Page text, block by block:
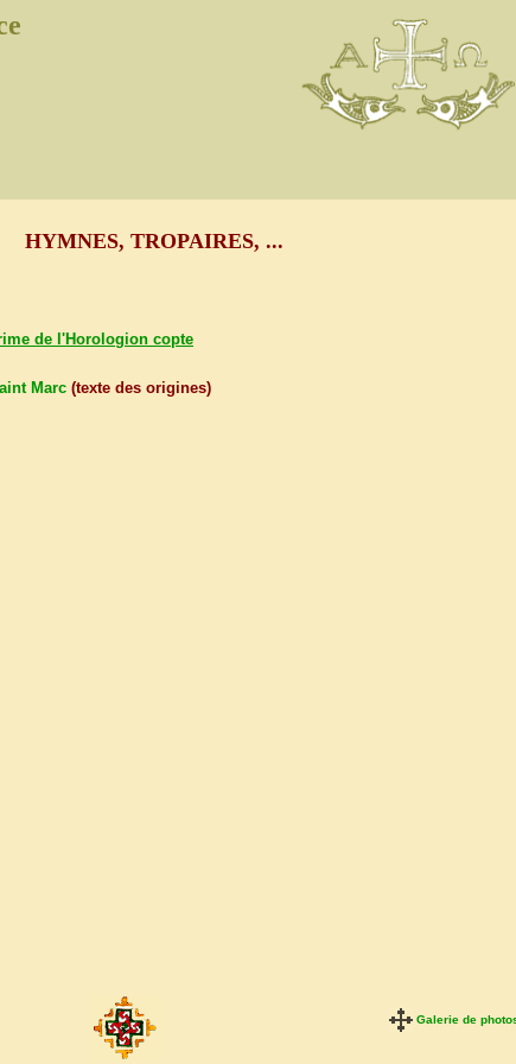
HYMNES, TROPAIRES, ...
de l'Horologion copte
Marc (texte des origines)
Galerie de